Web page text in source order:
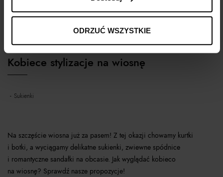
ODRZUĆ WSZYSTKIE
Kobiece stylizacje na wiosnę
sukienki
Na szczęście wiosna już za pasem! Z tej okazji chowamy kurtki
i botki, a wyciągamy delikatne sukienki, zwiewne spódnice
i romantyczne sandałki na obcasie. Jak wyglądać kobieco
na wiosnę? Sprawdź nasze propozycje!